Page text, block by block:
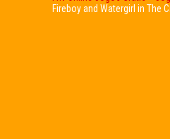
Fireboy and Watergirl in The